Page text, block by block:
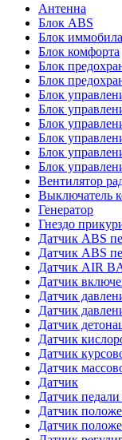
Антенна
Блок ABS
Блок
Блок комфорта
Блок
Блок
Блок
Блок
Блок
Блок
Блок
Блок
Вентилятор
Выключатель
Генератор
Гнездо
Датчик ABS
Датчик ABS
Датчик AIR
Датчик
Датчик
Датчик
Датчик
Датчик
Датчик
Датчик
Датчик
Датчик
Датчик
Датчик